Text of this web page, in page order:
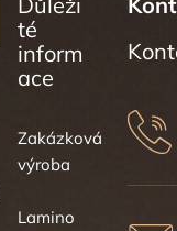
té
inform
ace
Zakázková
výroba
Lamino